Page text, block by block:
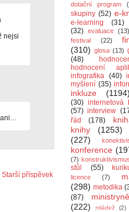
nejsi
Starší příspěvek
dotační program
skupiny (52) e-
e-learning (31)
(32) evaluace (13)
festival
(22)
(310) glosa (13)
(48)
hodnocení
infografika (40)
myšlení (35)
inkluze (1194)
(30) internetová
(57) interview
řád
(178)
knihy
(1253)
(227)
konference
(7) konstruktivismus
stůl
(55)
licence (7)
(298) metodika
(87)
(222)
mládež (2)